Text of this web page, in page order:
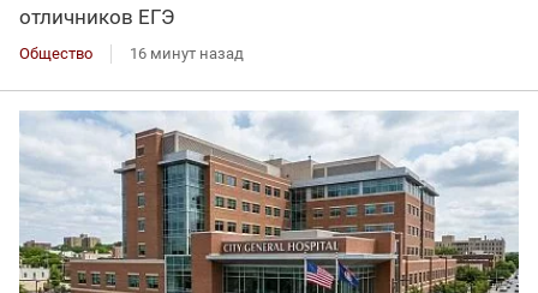
отличников ЕГЭ
Общество 16 минут назад